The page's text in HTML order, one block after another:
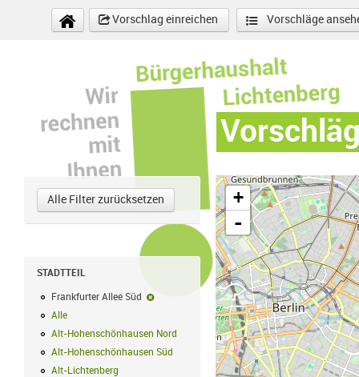
Direkt zum Inhalt
Vorschlag einreichen
Vorschläge
Alle Filter zurücksetzen
STADTTEIL
Frankfurter Allee Süd
Frankfurter Allee Süd-Filter entfernen
Alle
Alt-Hohenschönhausen Nord
Alt-Hohenschönhausen Nord Filter
Alt-Hohenschönhausen Süd
Alt-Hohenschönhausen Süd Filter
Alt-Lichtenberg Alt-Lichtenberg Filter anwenden
+
-